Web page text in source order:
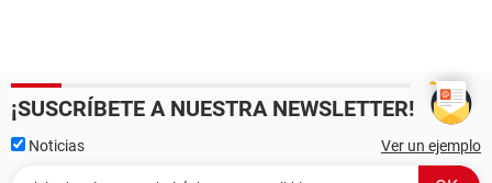
¡SUSCRÍBETE A NUESTRA NEWSLETTER!
Noticias Ver un ejemplo